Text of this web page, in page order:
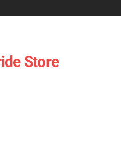
Store